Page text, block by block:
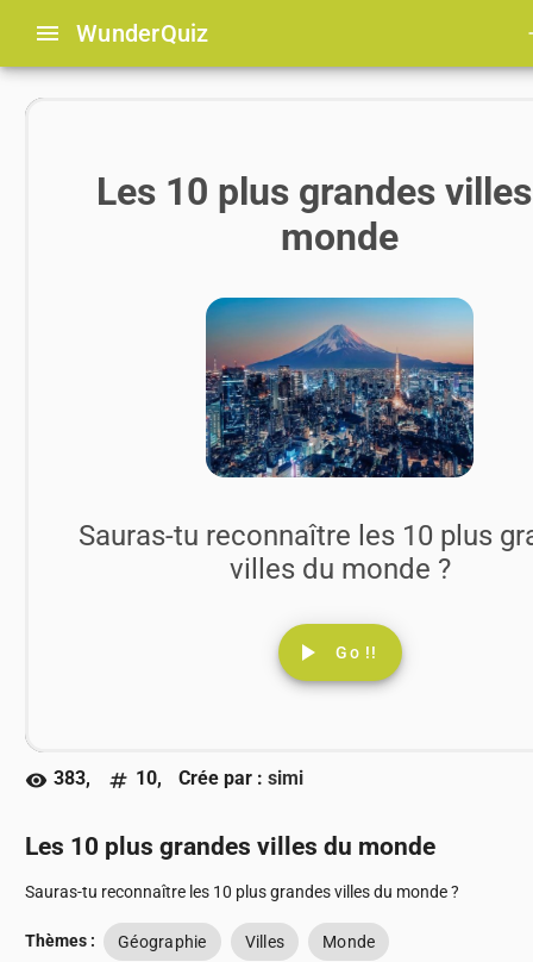
menu WunderQuiz
Les 10 plus grandes
monde
Sauras-tu reconnaître les 10 plus
villes du monde ?
play_arrow Go !!
visibility 383, numbers 10, Crée par :simi
Les 10 plus grandes villes du monde
Sauras-tu reconnaître les 10 plus grandes villes du monde ?
Thèmes : Géographie Villes Monde